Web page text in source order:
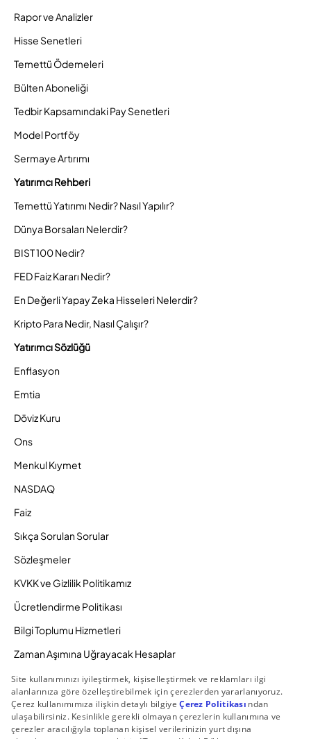
Rapor ve Analizler
Hisse Senetleri
Temettü Ödemeleri
Bülten Aboneliği
Tedbir Kapsamındaki Pay Senetleri
Model Portföy
Sermaye Artırımı
Yatırımcı Rehberi
Temettü Yatırımı Nedir? Nasıl Yapılır?
Dünya Borsaları Nelerdir?
BIST 100 Nedir?
FED Faiz Kararı Nedir?
En Değerli Yapay Zeka Hisseleri Nelerdir?
Kripto Para Nedir, Nasıl Çalışır?
Yatırımcı Sözlüğü
Enflasyon
Emtia
Döviz Kuru
Ons
Menkul Kıymet
NASDAQ
Faiz
Sıkça Sorulan Sorular
Sözleşmeler
KVKK ve Gizlilik Politikamız
Ücretlendirme Politikası
Bilgi Toplumu Hizmetleri
Zaman Aşımına Uğrayacak Hesaplar
Duyurular ve Kampanyalar